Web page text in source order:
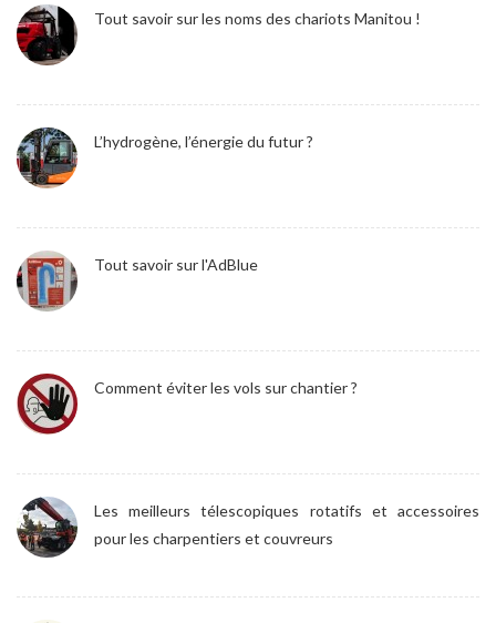
Tout savoir sur les noms des chariots Manitou !
L’hydrogène, l’énergie du futur ?
Tout savoir sur l'AdBlue
Comment éviter les vols sur chantier ?
Les meilleurs télescopiques rotatifs et accessoires
pour les charpentiers et couvreurs